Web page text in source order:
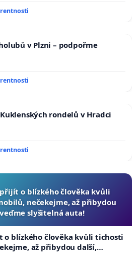
v Plzni – podpořme
rondelů v Hradci
o blízkého člověka kvůli
nečekejme, až přibydou
slyšitelná auta!
o blízkého člověka kvůli tichosti
až přibydou další,